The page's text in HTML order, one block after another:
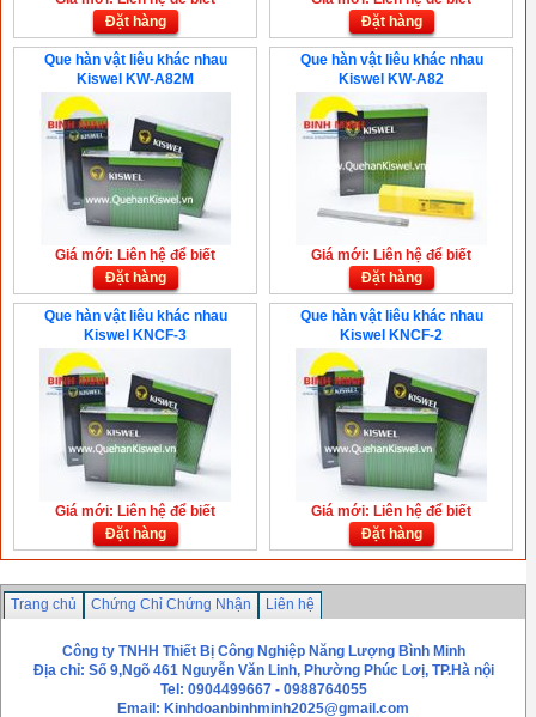
Đặt hàng
Đặt hàng
Que hàn vật liêu khác nhau
Kiswel KW-A82M
Giá mới: Liên hệ để biết
Đặt hàng
Que hàn vật liêu khác nhau
Kiswel KW-A82
Giá mới: Liên hệ để biết
Đặt hàng
Que hàn vật liêu khác nhau
Kiswel KNCF-3
Giá mới: Liên hệ để biết
Đặt hàng
Que hàn vật liêu khác nhau
Kiswel KNCF-2
Giá mới: Liên hệ để biết
Đặt hàng
Trang chủ Chứng Chỉ Chứng Nhận Liên hệ
Công ty TNHH Thiết Bị Công Nghiệp Năng Lượng Bình Minh
Địa chỉ: Số 9,Ngõ 461 Nguyễn Văn Linh, Phường Phúc Lơị, TP.Hà nội
Tel: 0904499667 - 0988764055
Email: Kinhdoanbinhminh2025@gmail.com